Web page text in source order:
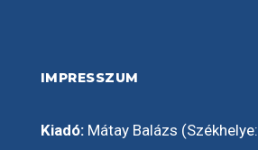
IMPRESSZUM
Kiadó:Mátay Balázs